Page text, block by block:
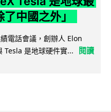
中國之外」
電話會議，創辦人 Elon
Tesla 是地球硬件實...
閱讀